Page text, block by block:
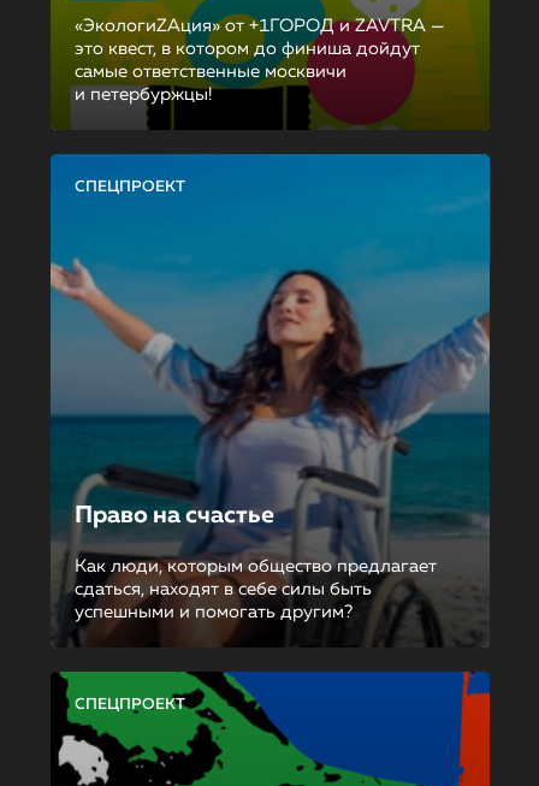
«ЭкологиZAция» от +1ГОРОД и ZAVTRA —
это квест, в котором до финиша дойдут
самые ответственные москвичи
и петербуржцы!
СПЕЦПРОЕКТ
Право на счастье
Как люди, которым общество предлагает
сдаться, находят в себе силы быть
успешными и помогать другим?
СПЕЦПРОЕКТ